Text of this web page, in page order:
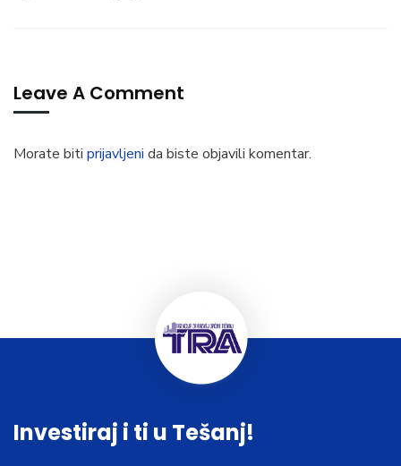
Leave A Comment
Morate biti prijavljeni da biste objavili komentar.
Investiraj i ti u Tešanj!